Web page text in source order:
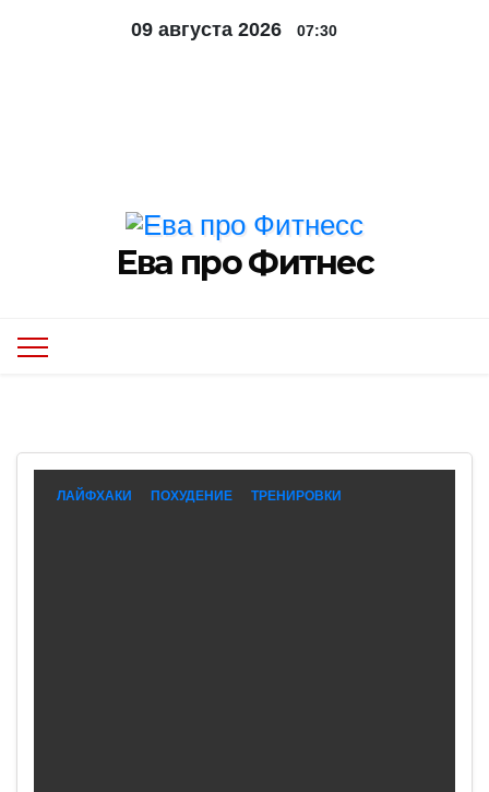
09 августа 2026 07:30
Ева про Фитнес
ЛАЙФХАКИ ПОХУДЕНИЕ ТРЕНИРОВКИ